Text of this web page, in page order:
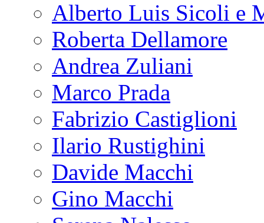
Alberto Luis Sicoli e
Roberta Dellamore
Andrea Zuliani
Marco Prada
Fabrizio Castiglioni
Ilario Rustighini
Davide Macchi
Gino Macchi